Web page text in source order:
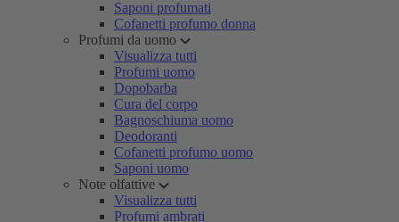
Saponi profumati
Cofanetti profumo donna
Profumi da uomo
Visualizza tutti
Profumi uomo
Dopobarba
Cura del corpo
Bagnoschiuma uomo
Deodoranti
Cofanetti profumo uomo
Saponi uomo
Note olfattive
Visualizza tutti
Profumi ambrati